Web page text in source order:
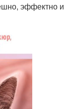
эффектно и